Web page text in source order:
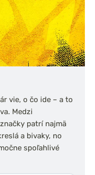
vie, o čo ide – a to
Medzi
patrí najmä
a bivaky, no
spoľahlivé